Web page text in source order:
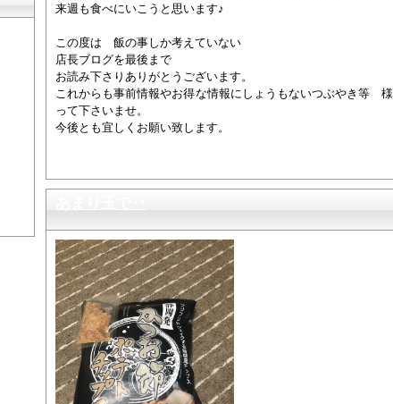
来週も食べにいこうと思います♪
この度は 飯の事しか考えていない
店長ブログを最後まで
お読み下さりありがとうございます。
これからも事前情報やお得な情報にしょうもないつぶやき等
って下さいませ。
今後とも宜しくお願い致します。